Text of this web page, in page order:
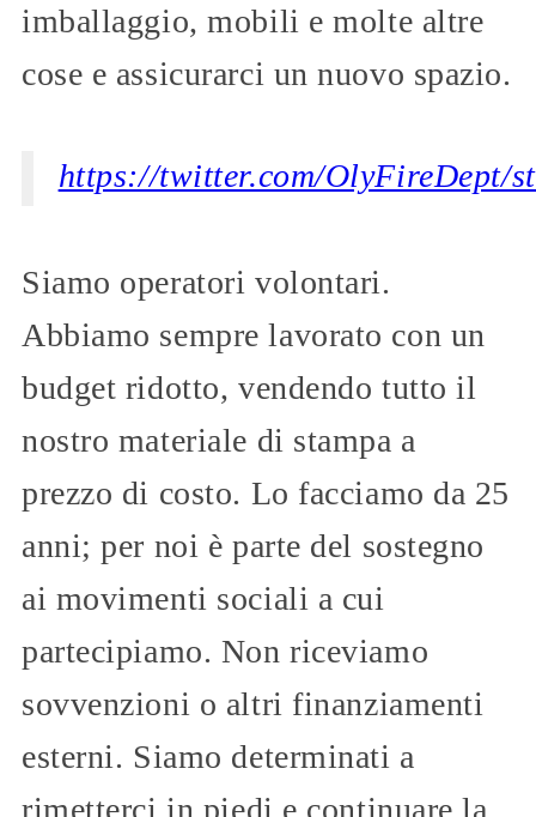
imballaggio, mobili e molte altre
cose e assicurarci un nuovo spazio.
https://twitter.com/OlyFireDept/
Siamo operatori volontari.
Abbiamo sempre lavorato con un
budget ridotto, vendendo tutto il
nostro materiale di stampa a
prezzo di costo. Lo facciamo da 25
anni; per noi è parte del sostegno
ai movimenti sociali a cui
partecipiamo. Non riceviamo
sovvenzioni o altri finanziamenti
esterni. Siamo determinati a
rimetterci in piedi e continuare la